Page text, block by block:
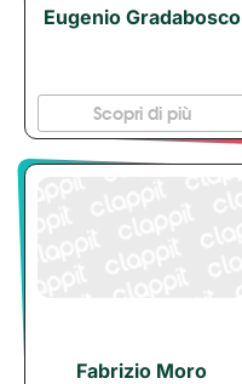
Eugenio Gradabosco
Scopri di più
Fabrizio Moro